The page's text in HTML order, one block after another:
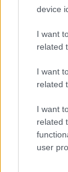
device
I want
related
I want
related
I want
related
user
κόμματος
Το πρωί,